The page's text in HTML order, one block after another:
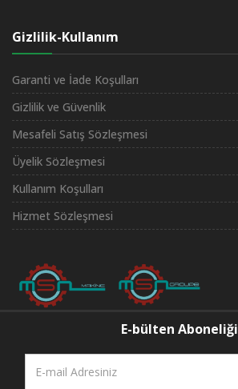
Gizlilik-Kullanım
Garanti ve İade Koşulları
Gizlilik ve Güvenlik
Mesafeli Satış Sözleşmesi
Üyelik Sözleşmesi
Kullanım Koşulları
Hizmet Sözleşmesi
E-bülten Aboneliği